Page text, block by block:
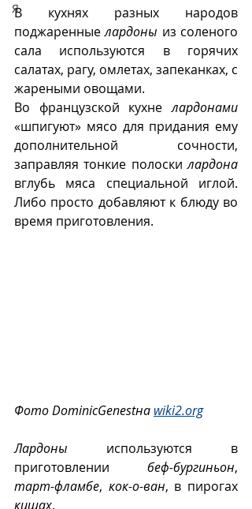
ЯВ кухнях разных народов
поджаренные лардоны из соленого
сала используются в горячих
салатах, рагу, омлетах, запеканках, с
жареными овощами.
Во французской кухне лардонами
«шпигуют» мясо для придания ему
дополнительной сочности,
заправляя тонкие полоски лардона
вглубь мяса специальной иглой.
Либо просто добавляют к блюду во
время приготовления.
Фото DominicGenestна wiki2.org
Лардоны используются в
приготовлении беф-бургиньон
тарт-фламбе, кок-о-ван
кишах.